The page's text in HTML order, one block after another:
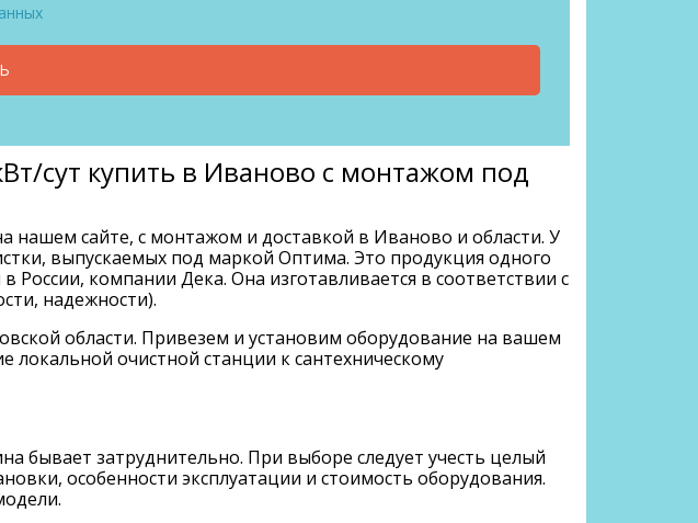
сут купить в Иваново с монтажом под
нашем сайте, с монтажом и доставкой в Иваново и области. У
выпускаемых под маркой Оптима. Это продукция одного
компании Дека. Она изготавливается в соответствии с
надежности).
области. Привезем и установим оборудование на вашем
очистной станции к сантехническому
бывает затруднительно. При выборе следует учесть целый
особенности эксплуатации и стоимость оборудования.